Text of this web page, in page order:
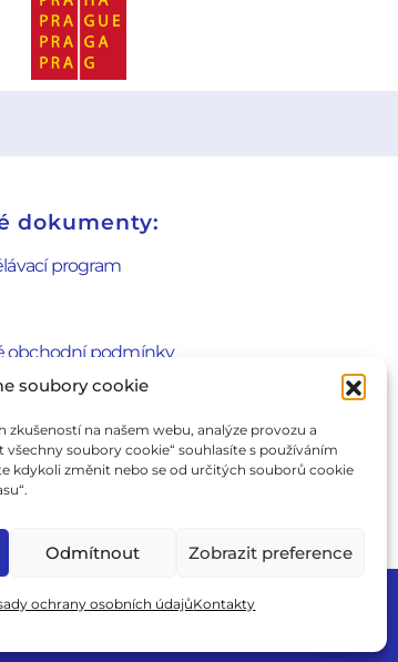
soubory cookie
na našem webu, analýze provozu a
soubory cookie“ souhlasíte s používáním
kdykoli změnit nebo se od určitých souborů cookie
Odmítnout Zobrazit preference
ochrany osobních údajůKontakty
dokumenty:
program
obchodní podmínky
od smlouvy
soukromí
Ahoj